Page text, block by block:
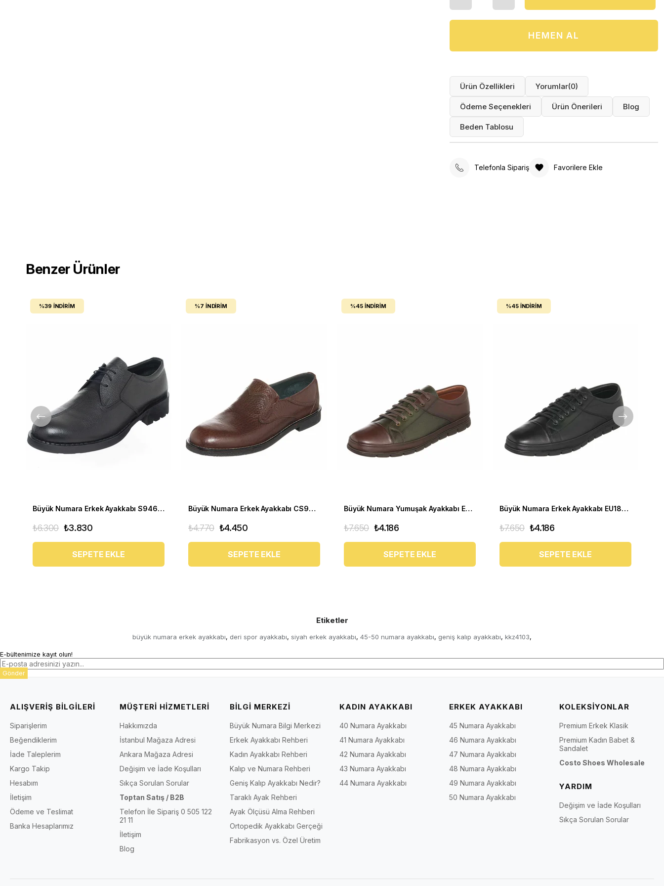
Ürün Özellikleri Yorumlar(0)
Ödeme Seçenekleri Ürün Önerileri Blog
Beden Tablosu
Telefonla Sipariş Favorilere Ekle
Benzer Ürünler
Büyük Numara Erkek Ayakkabı S946 Siyah Deri
₺3.830
₺6.300
SEPETE EKLE
%39 İNDIRIM
Büyük Numara Erkek Ayakkabı CS941 Kahve
₺4.450
₺4.770
SEPETE EKLE
%7 İNDIRIM
Büyük Numara Yumuşak Ayakkabı EU1840 Kahve
₺4.186
₺7.650
SEPETE EKLE
%45 İNDIRIM
Büyük Numara Erkek Ayakkabı EU1840 SIYAH
₺4.186
₺7.650
SEPETE EKLE
%45 İNDIRIM
Etiketler
büyük numara erkek ayakkabı, deri spor ayakkabı, siyah erkek ayakkabı, 45-50 numara ayakkabı, geniş kalıp ayakkabı, kkz4103,
E-bültenimize kayıt olun!
Gönder
ALIŞVERİŞ BİLGİLERİ
Siparişlerim
Beğendiklerim
İade Taleplerim
Kargo Takip
Hesabım
İletişim
Ödeme ve Teslimat
Banka Hesaplarımız
MÜŞTERİ HİZMETLERİ
Hakkımızda
İstanbul Mağaza Adresi
Ankara Mağaza Adresi
Değişim ve İade Koşulları
Sıkça Sorulan Sorular
Toptan Satış / B2B
Telefon İle Sipariş 0 505 122
21 11
İletişim
Blog
BİLGİ MERKEZİ
Büyük Numara Bilgi Merkezi
Erkek Ayakkabı Rehberi
Kadın Ayakkabı Rehberi
Kalıp ve Numara Rehberi
Geniş Kalıp Ayakkabı Nedir?
Taraklı Ayak Rehberi
Ayak Ölçüsü Alma Rehberi
Ortopedik Ayakkabı Gerçeği
Fabrikasyon vs. Özel Üretim
KADIN AYAKKABI
40 Numara Ayakkabı
41 Numara Ayakkabı
42 Numara Ayakkabı
43 Numara Ayakkabı
44 Numara Ayakkabı
ERKEK AYAKKABI
45 Numara Ayakkabı
46 Numara Ayakkabı
47 Numara Ayakkabı
48 Numara Ayakkabı
49 Numara Ayakkabı
50 Numara Ayakkabı
KOLEKSİYONLAR
Premium Erkek Klasik
Premium Kadın Babet &
Sandalet
Costo Shoes Wholesale
YARDIM
Değişim ve İade Koşulları
Sıkça Sorulan Sorular